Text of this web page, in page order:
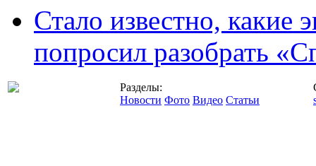
Стало известно, какие
попросил разобрать
Разделы:
Новости Фото Видео Статьи